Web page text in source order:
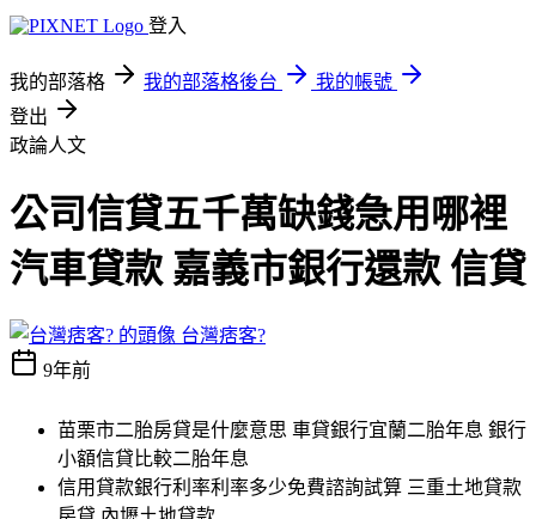
登入
我的部落格 我的部落格後台
我的帳號
登出
政論人文
公司信貸五千萬缺錢急用哪裡
汽車貸款 嘉義市銀行還款 信貸
台灣痞客?
9年前
苗栗市二胎房貸是什麼意思 車貸銀行宜蘭二胎年息 銀行
小額信貸比較二胎年息
信用貸款銀行利率利率多少免費諮詢試算 三重土地貸款